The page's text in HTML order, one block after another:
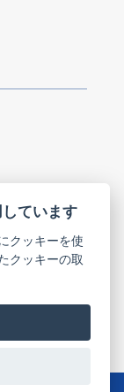
ています
クッキーを使
クッキーの取